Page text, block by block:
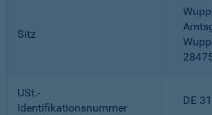
Sitz
USt.-
Identifikationsnummer
DE